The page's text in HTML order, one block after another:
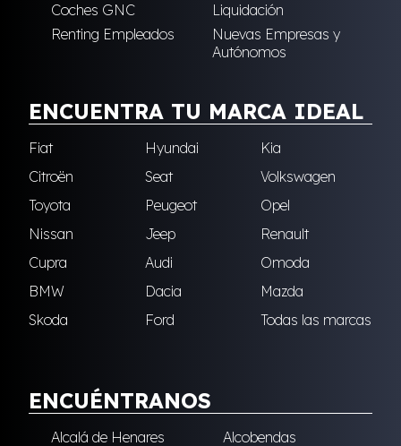
Coches GNC
Liquidación
Renting Empleados
Nuevas Empresas y
Autónomos
ENCUENTRA TU MARCA IDEAL
Fiat Hyundai
Kia
Citroën
Seat
Volkswagen
Toyota
Peugeot
Opel
Nissan
Jeep
Renault
Cupra
Audi
Omoda
BMW
Dacia
Mazda
Skoda
Ford Todas las marcas
ENCUÉNTRANOS
Alcalá de Henares Alcobendas